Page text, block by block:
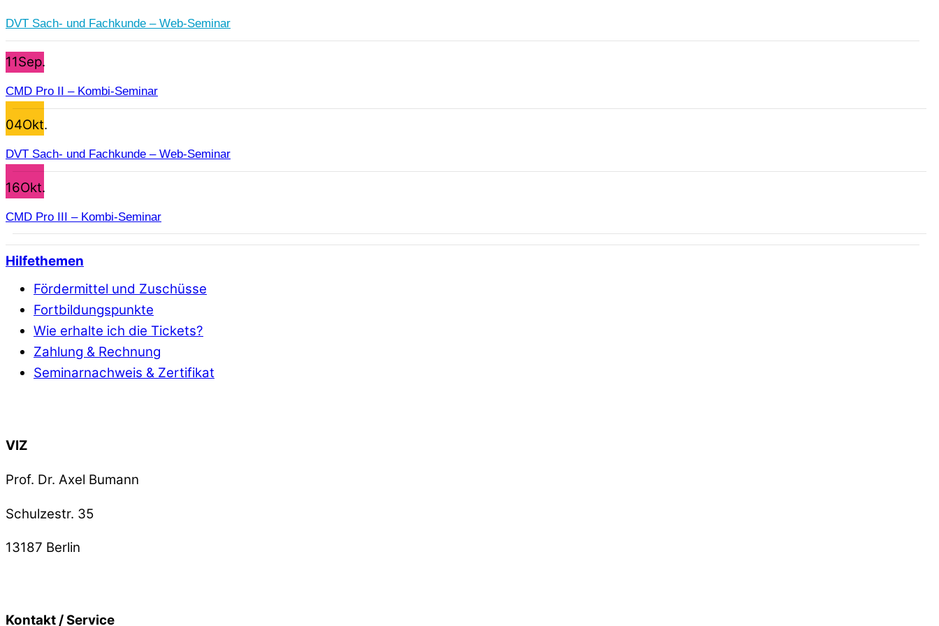
DVT Sach- und Fachkunde – Web-Seminar
11Sep.
CMD Pro II – Kombi-Seminar
04Okt.
DVT Sach- und Fachkunde – Web-Seminar
16Okt.
CMD Pro III – Kombi-Seminar
Hilfethemen
Fördermittel und Zuschüsse
Fortbildungspunkte
Wie erhalte ich die Tickets?
Zahlung & Rechnung
Seminarnachweis & Zertifikat
VIZ
Prof. Dr. Axel Bumann
Schulzestr. 35
13187 Berlin
Kontakt / Service